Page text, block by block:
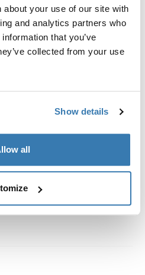
about your use of our site with
and analytics partners who
that you’ve
collected from your use
Show details
all